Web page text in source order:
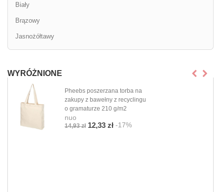
Biały
Brązowy
Jasnożółtawy
WYRÓŻNIONE
Pheebs poszerzana torba na
zakupy z bawełny z recyclingu
o gramaturze 210 g/m2
nuo
14,93 zł 12,33 zł -17%